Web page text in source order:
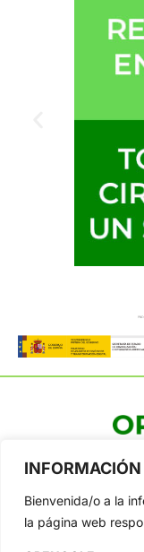
Bienvenida/o a la
la página web
OpenGolf ofrece
profesional y